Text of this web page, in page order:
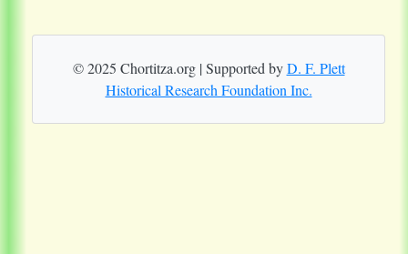
© 2025 Chortitza.org | Supported byD. F. Plett
Historical Research Foundation Inc.